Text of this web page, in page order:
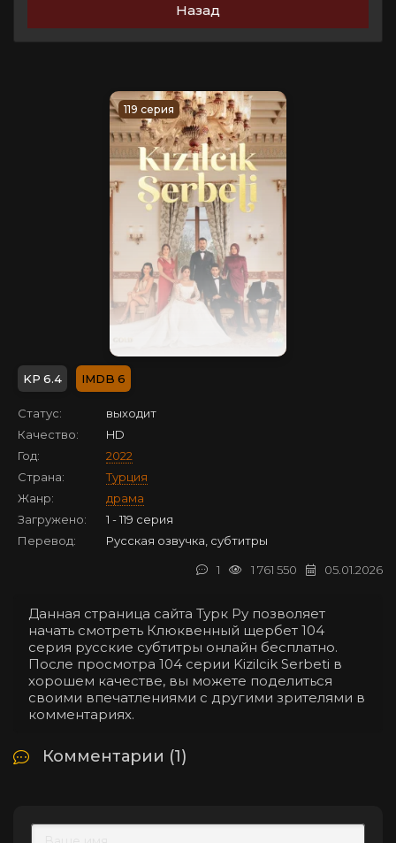
Назад
119 серия
6.4 6
Статус:
выходит
Качество:
HD
Год:
2022
Страна:
Турция
Жанр:
драма
Загружено:
1 - 119 серия
Перевод:
Русская озвучка, субтитры
05.01.2026
1 761 550
1
Данная страница сайта Турк Ру позволяет
начать смотреть Клюквенный щербет 104
серия русские субтитры онлайн бесплатно.
После просмотра 104 серии Kizilcik Serbeti в
хорошем качестве, вы можете поделиться
своими впечатлениями с другими зрителями в
комментариях.
Комментарии (1)